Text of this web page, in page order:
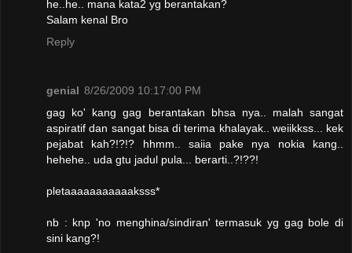
he..he.. mana kata2 yg berantakan?
Salam kenal Bro
Reply
genial 8/26/2009 10:17:00 PM
gag ko' kang gag berantakan bhsa nya.. malah sangat
aspiratif dan sangat bisa di terima khalayak.. weiikkss... kek
pejabat kah?!?!? hhmm.. saiia pake nya nokia kang..
hehehe.. uda gtu jadul pula... berarti..?!??!
pletaaaaaaaaaaaksss*
nb : knp 'no menghina/sindiran' termasuk yg gag bole di
sini kang?!